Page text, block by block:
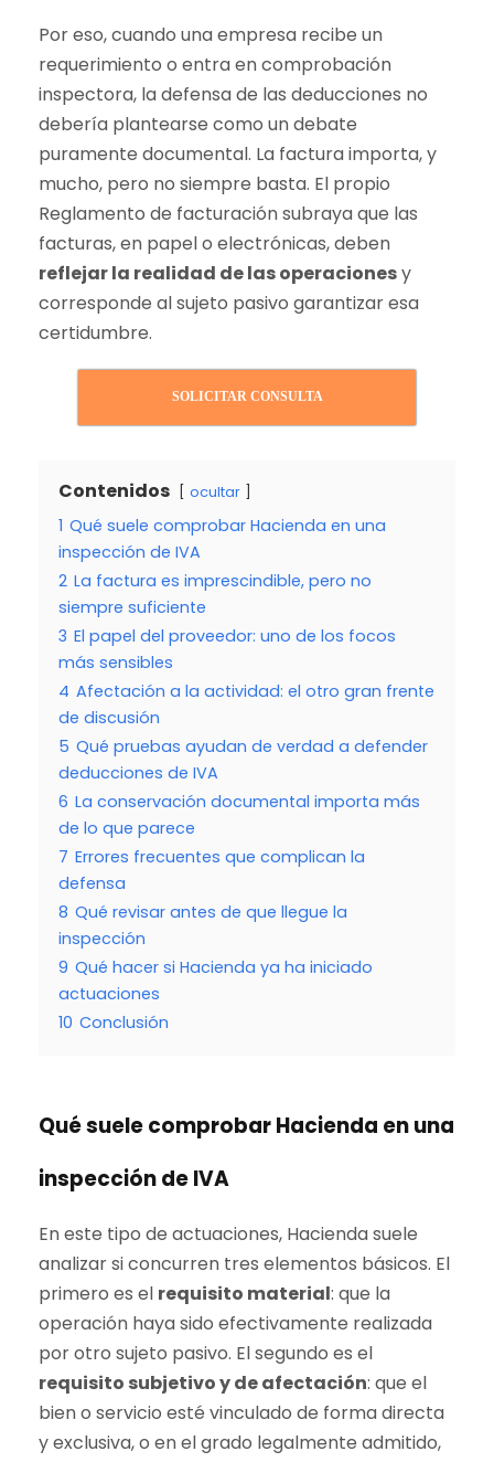
Por eso, cuando una empresa recibe un
requerimiento o entra en comprobación
inspectora, la defensa de las deducciones no
debería plantearse como un debate
puramente documental. La factura importa, y
mucho, pero no siempre basta. El propio
Reglamento de facturación subraya que las
facturas, en papel o electrónicas, deben
reflejar la realidad de las operacionesy
corresponde al sujeto pasivo garantizar esa
certidumbre.
SOLICITAR CONSULTA
Contenidos ocultar
1 Qué suele comprobar Hacienda en una
inspección de IVA
2 La factura es imprescindible, pero no
siempre suficiente
3 El papel del proveedor: uno de los focos
más sensibles
4 Afectación a la actividad: el otro gran frente
de discusión
5 Qué pruebas ayudan de verdad a defender
deducciones de IVA
6 La conservación documental importa más
de lo que parece
7 Errores frecuentes que complican la
defensa
8 Qué revisar antes de que llegue la
inspección
9 Qué hacer si Hacienda ya ha iniciado
actuaciones
10 Conclusión
Qué suele comprobar Hacienda en una
inspección de IVA
En este tipo de actuaciones, Hacienda suele
analizar si concurren tres elementos básicos. El
primero es el requisito material: que la
operación haya sido efectivamente realizada
por otro sujeto pasivo. El segundo es el
requisito subjetivo y de afectación: que el
bien o servicio esté vinculado de forma directa
y exclusiva, o en el grado legalmente admitido,